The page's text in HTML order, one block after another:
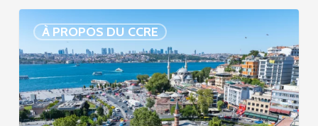
À PROPOS DU CCRE
la
maire
Sinem